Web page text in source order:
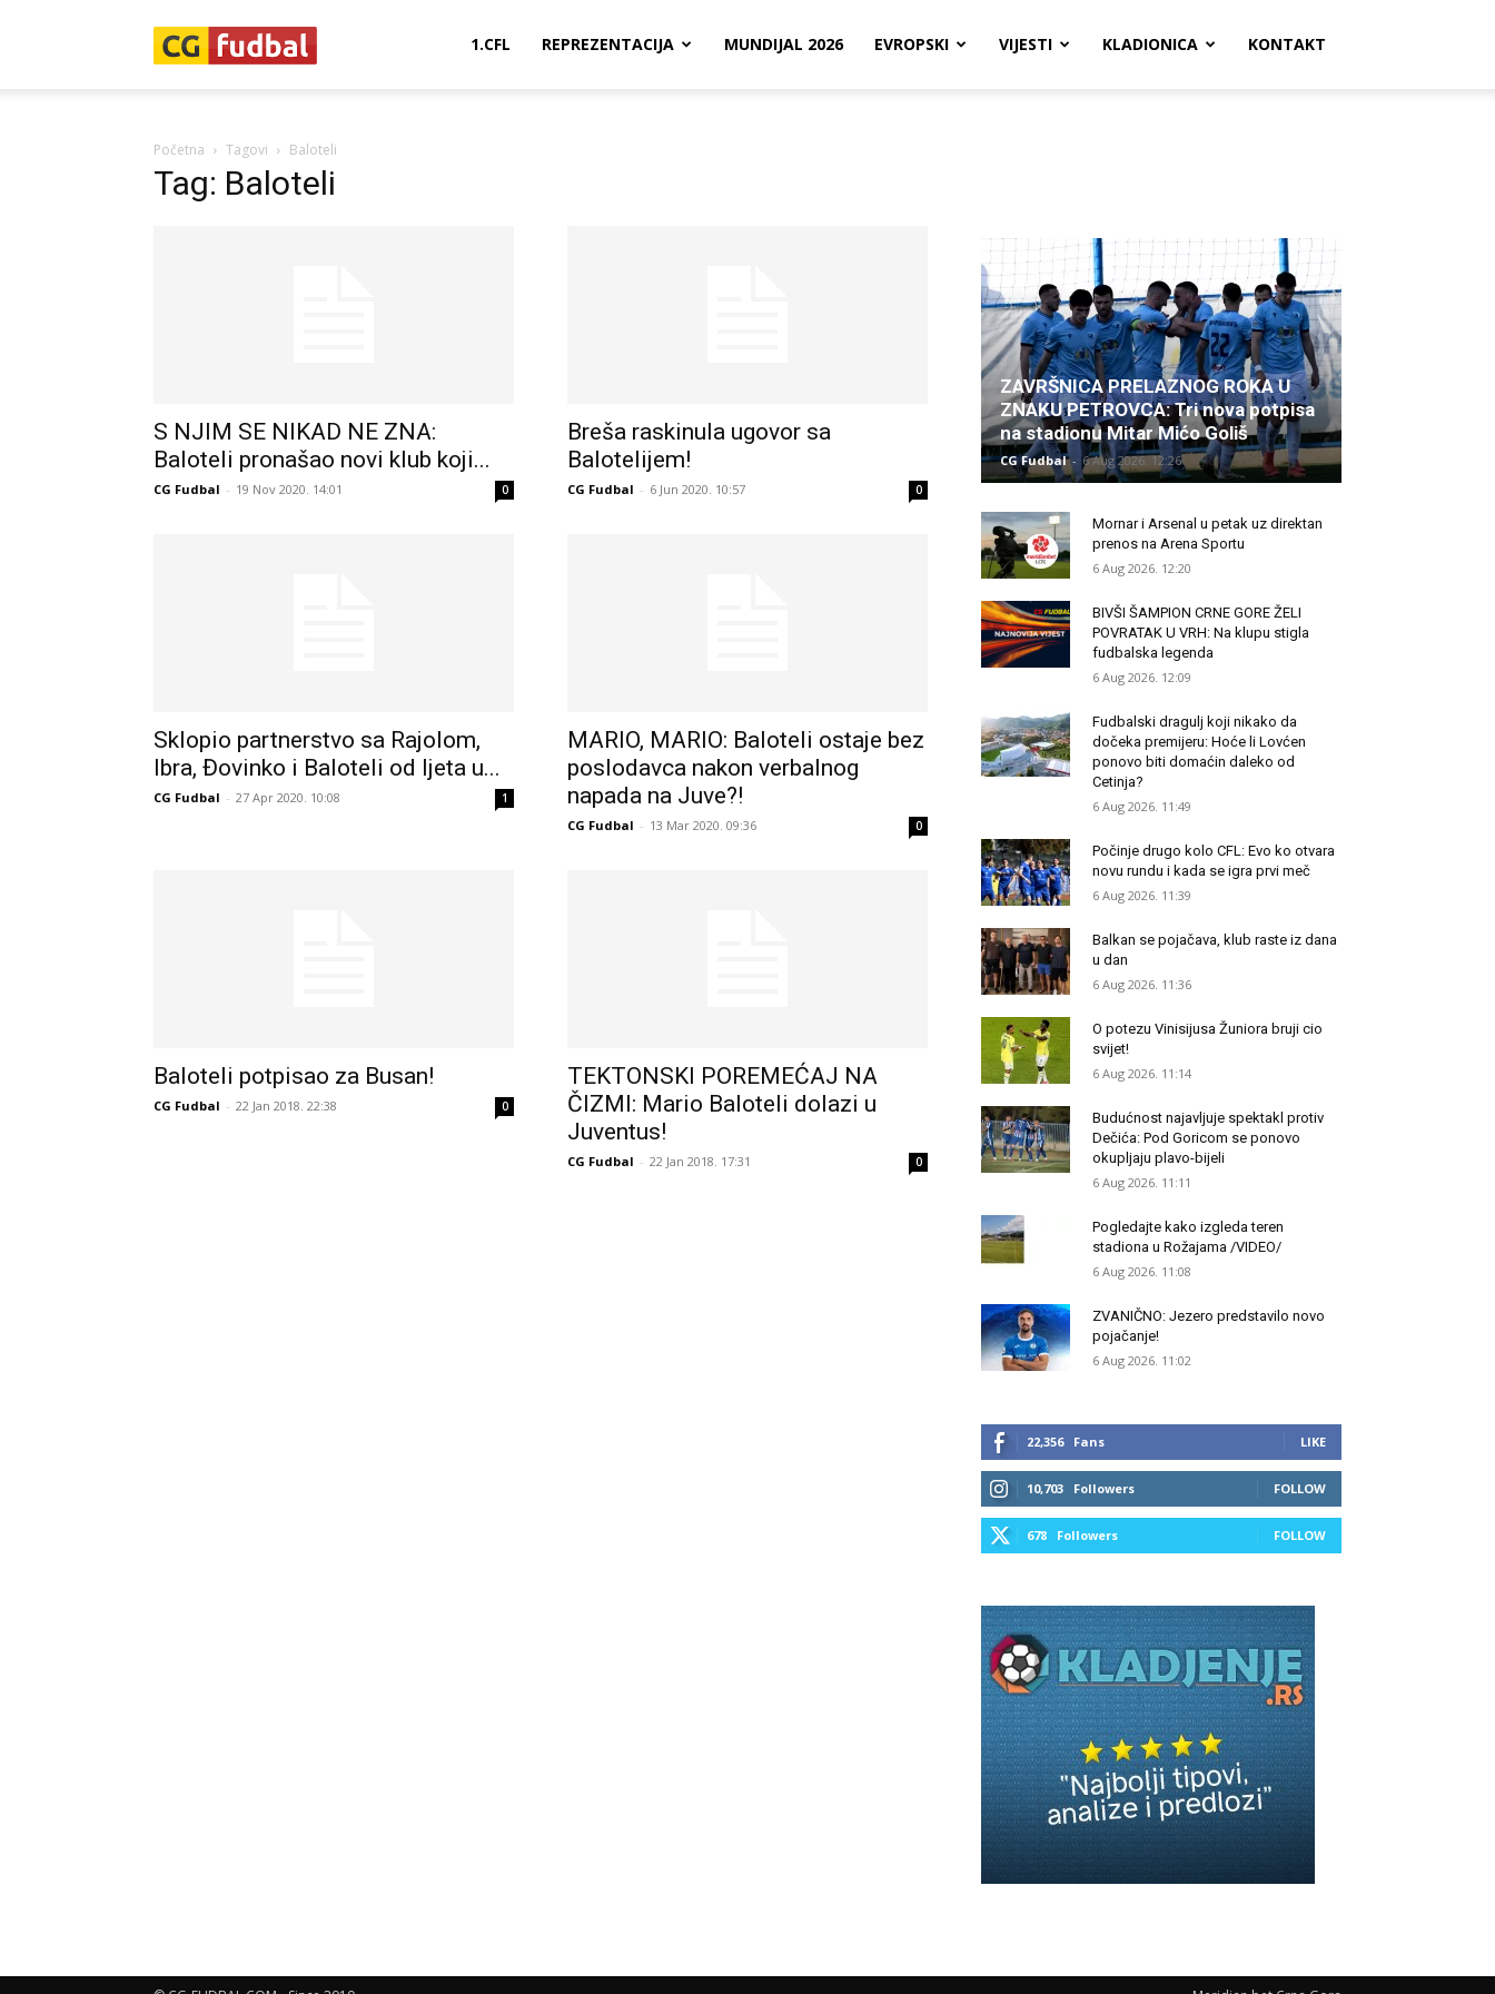
1.CFL REPREZENTACIJA MUNDIJAL 2026 EVROPSKI VIJESTI KLADIONICA KONTAKT
Početna Tagovi Baloteli
Tag: Baloteli
S NJIM SE NIKAD NE ZNA:
Baloteli pronašao novi klub koji...
CG Fudbal - 19 Nov 2020. 14:01 0
Breša raskinula ugovor sa
Balotelijem!
CG Fudbal - 6 Jun 2020. 10:57 0
Sklopio partnerstvo sa Rajolom,
Ibra, Đovinko i Baloteli od ljeta u...
CG Fudbal - 27 Apr 2020. 10:08 1
MARIO, MARIO: Baloteli ostaje bez
poslodavca nakon verbalnog
napada na Juve?!
CG Fudbal - 13 Mar 2020. 09:36 0
Baloteli potpisao za Busan!
CG Fudbal - 22 Jan 2018. 22:38 0
TEKTONSKI POREMEĆAJ NA
ČIZMI: Mario Baloteli dolazi u
Juventus!
CG Fudbal - 22 Jan 2018. 17:31 0
ZAVRŠNICA PRELAZNOG ROKA U
ZNAKU PETROVCA: Tri nova potpisa
na stadionu Mitar Mićo Goliš
CG Fudbal - 6 Aug 2026. 12:26
Mornar i Arsenal u petak uz direktan
prenos na Arena Sportu
6 Aug 2026. 12:20
BIVŠI ŠAMPION CRNE GORE ŽELI
POVRATAK U VRH: Na klupu stigla
fudbalska legenda
6 Aug 2026. 12:09
Fudbalski dragulj koji nikako da
dočeka premijeru: Hoće li Lovćen
ponovo biti domaćin daleko od
Cetinja?
6 Aug 2026. 11:49
Počinje drugo kolo CFL: Evo ko otvara
novu rundu i kada se igra prvi meč
6 Aug 2026. 11:39
Balkan se pojačava, klub raste iz dana
u dan
6 Aug 2026. 11:36
O potezu Vinisijusa Žuniora bruji cio
svijet!
6 Aug 2026. 11:14
Budućnost najavljuje spektakl protiv
Dečića: Pod Goricom se ponovo
okupljaju plavo-bijeli
6 Aug 2026. 11:11
Pogledajte kako izgleda teren
stadiona u Rožajama /VIDEO/
6 Aug 2026. 11:08
ZVANIČNO: Jezero predstavilo novo
pojačanje!
6 Aug 2026. 11:02
22,356 Fans LIKE
10,703 Followers FOLLOW
678 Followers FOLLOW